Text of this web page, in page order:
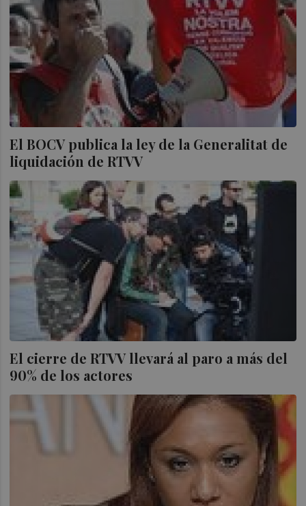
El BOCV publica la ley de la Generalitat de
liquidación de RTVV
El cierre de RTVV llevará al paro a más del
90% de los actores